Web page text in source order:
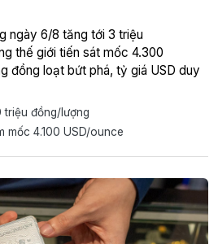
ngày 6/8 tăng tới 3 triệu
thế giới tiến sát mốc 4.300
đồng loạt bứt phá, tỷ giá USD duy
triệu đồng/lượng
mốc 4.100 USD/ounce